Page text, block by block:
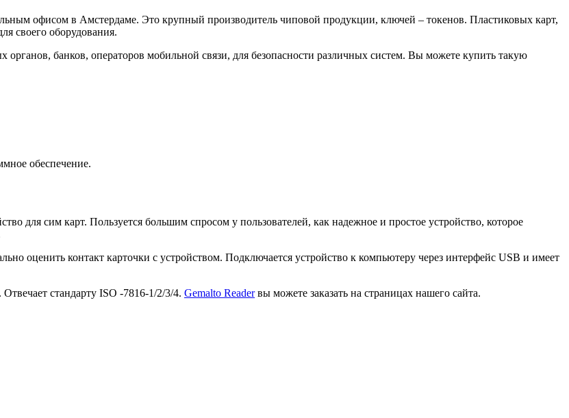
офисом в Амстердаме. Это крупный производитель чиповой продукции, ключей – токенов. Пластиковых карт,
своего оборудования.
органов, банков, операторов мобильной связи, для безопасности различных систем. Вы можете купить такую
обеспечение.
для сим карт. Пользуется большим спросом у пользователей, как надежное и простое устройство, которое
оценить контакт карточки с устройством. Подключается устройство к компьютеру через интерфейс USB и имеет
стандарту ISO -7816-1/2/3/4. Gemalto Readerвы можете заказать на страницах нашего сайта.